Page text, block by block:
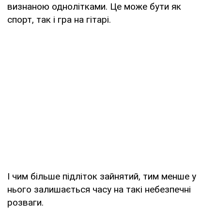
визнаною однолітками. Це може бути як
спорт, так і гра на гітарі.
І чим більше підліток зайнятий, тим менше у
нього залишається часу на такі небезпечні
розваги.